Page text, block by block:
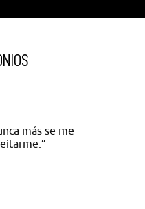
más se me